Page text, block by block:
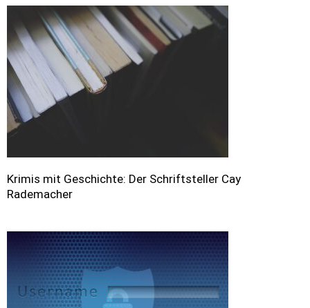
Krimis mit Geschichte: Der Schriftsteller Cay
Rademacher